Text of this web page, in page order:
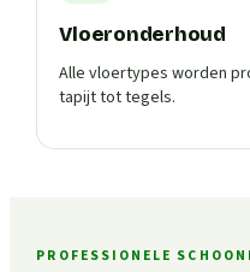
Vloeronderhoud
Alle vloertypes worden
tapijt tot tegels.
PROFESSIONELE